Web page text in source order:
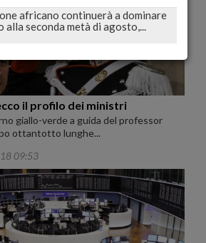
il profilo dei ministri
giallo-verde a guida del professor
ottantotto lunghe...
09:53
africano continuerà a dominare
alla seconda metà di agosto,...